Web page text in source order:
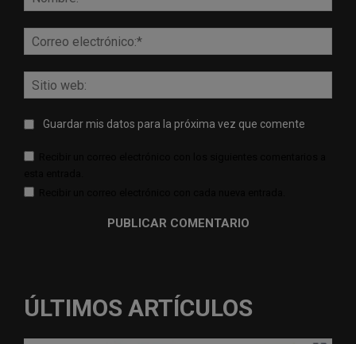
web:
Guardar mis datos para la próxima vez que comente
ÚLTIMOS ARTÍCULOS